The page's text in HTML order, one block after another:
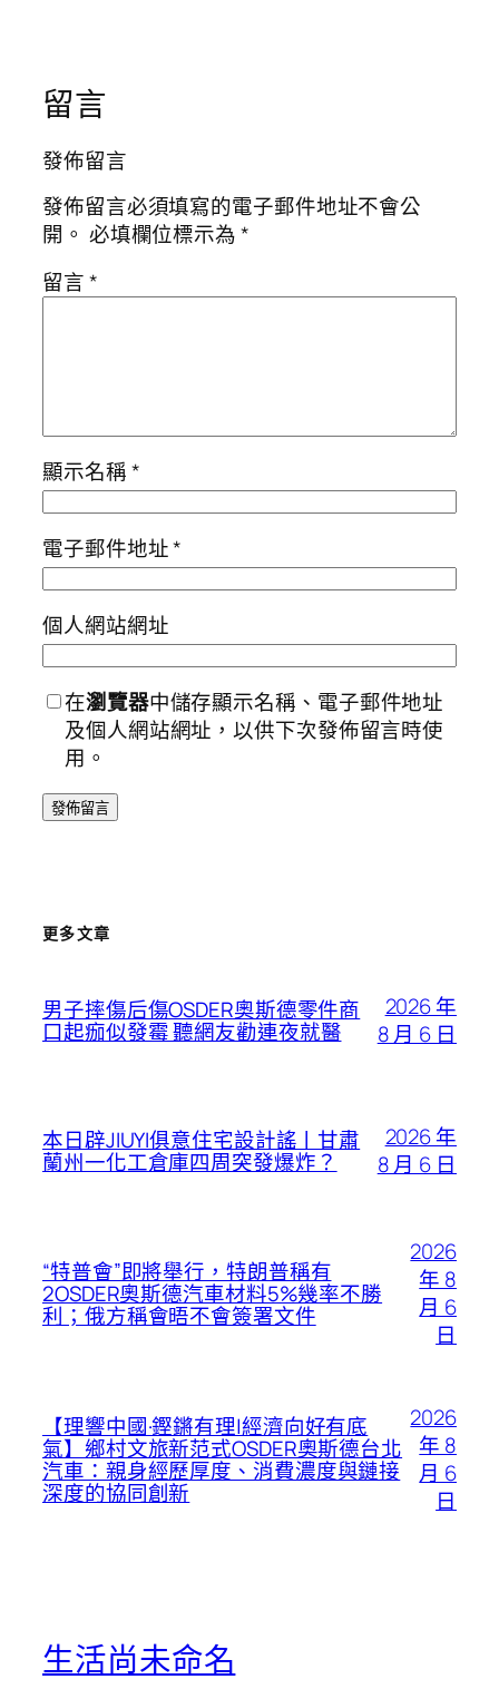
留言
發佈留言
發佈留言必須填寫的電子郵件地址不會公
開。 必填欄位標示為*
留言*
顯示名稱*
電子郵件地址*
個人網站網址
在瀏覽器中儲存顯示名稱、電子郵件地址
及個人網站網址，以供下次發佈留言時使
用。
更多文章
男子摔傷后傷OSDER奧斯德零件商
口起痂似發霉 聽網友勸連夜就醫
2026 年
8 月 6 日
本日辟JIUYI俱意住宅設計謠丨甘肅
蘭州一化工倉庫四周突發爆炸？
2026 年
8 月 6 日
“特普會”即將舉行，特朗普稱有
2OSDER奧斯德汽車材料5%幾率不勝
利；俄方稱會晤不會簽署文件
2026
年 8
月 6
日
【理響中國·鏗鏘有理|經濟向好有底
氣】鄉村文旅新范式OSDER奧斯德台北
汽車：親身經歷厚度、消費濃度與鏈接
深度的協同創新
2026
年 8
月 6
日
生活尚未命名